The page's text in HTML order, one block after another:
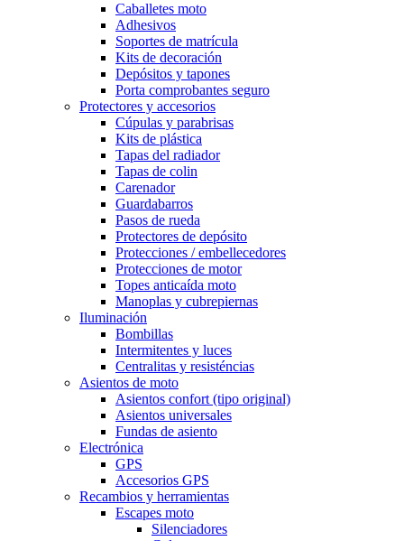
Caballetes moto
Adhesivos
Soportes de matrícula
Kits de decoración
Depósitos y tapones
Porta comprobantes seguro
Protectores y accesorios
Cúpulas y parabrisas
Kits de plástica
Tapas del radiador
Tapas de colin
Carenador
Guardabarros
Pasos de rueda
Protectores de depósito
Protecciones / embellecedores
Protecciones de motor
Topes anticaída moto
Manoplas y cubrepiernas
Iluminación
Bombillas
Intermitentes y luces
Centralitas y resisténcias
Asientos de moto
Asientos confort (tipo original)
Asientos universales
Fundas de asiento
Electrónica
GPS
Accesorios GPS
Recambios y herramientas
Escapes moto
Silenciadores